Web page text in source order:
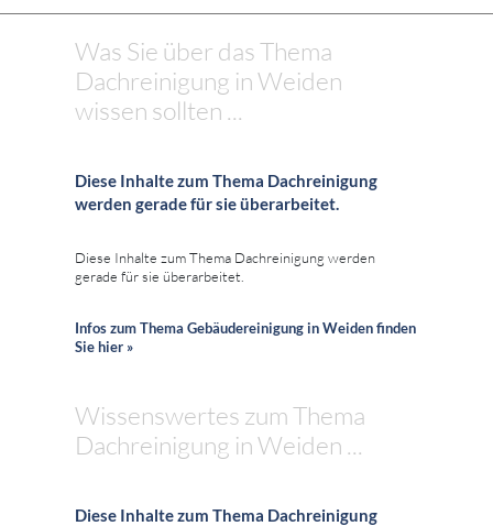
Was Sie über das Thema
Dachreinigung in Weiden
wissen sollten ...
Diese Inhalte zum Thema Dachreinigung
werden gerade für sie überarbeitet.
Diese Inhalte zum Thema Dachreinigung werden
gerade für sie überarbeitet.
Infos zum Thema Gebäudereinigung in Weiden finden
Sie hier »
Wissenswertes zum Thema
Dachreinigung in Weiden ...
Diese Inhalte zum Thema Dachreinigung